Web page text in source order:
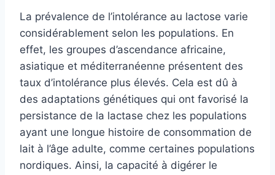
La prévalence de l’intolérance au lactose varie
considérablement selon les populations. En
effet, les groupes d’ascendance africaine,
asiatique et méditerranéenne présentent des
taux d’intolérance plus élevés. Cela est dû à
des adaptations génétiques qui ont favorisé la
persistance de la lactase chez les populations
ayant une longue histoire de consommation de
lait à l’âge adulte, comme certaines populations
nordiques. Ainsi, la capacité à digérer le